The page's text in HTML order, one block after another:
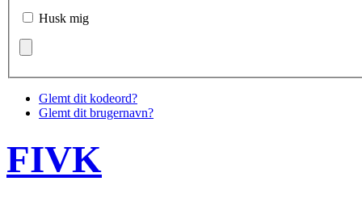
Husk mig
Glemt dit kodeord?
Glemt dit brugernavn?
FIVK